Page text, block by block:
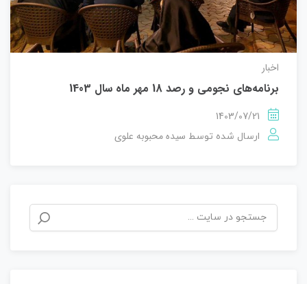
اخبار
برنامه‌های نجومی و رصد 18 مهر ماه سال 1403
1403/07/21
ارسال شده توسط سیده محبوبه علوی